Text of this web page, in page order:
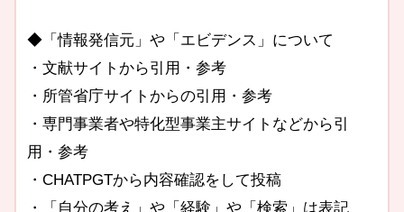
◆「情報発信元」や「エビデンス」について
・文献サイトから引用・参考
・所管省庁サイトからの引用・参考
・専門事業者や特化型事業主サイトなどから引
用・参考
・CHATPGTから内容確認をして投稿
・「自分の考え」や「経験」や「検索」は表記